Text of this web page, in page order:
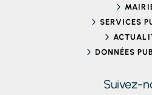
SERVICES
DONNÉES
Suivez-